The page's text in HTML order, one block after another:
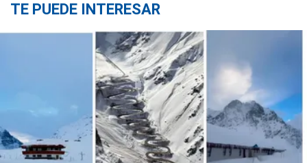
TE PUEDE INTERESAR